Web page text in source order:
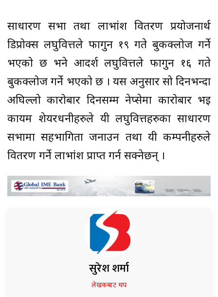
साधारण सभा तथा लाभांश वितरण प्रयोजनार्थ
डिप्रोक्स लघुवित्तले फागुन १९ गते बुकक्लोज गर्ने
भएको छ भने आदर्श लघुवित्तले फागुन १६ गते
बुकक्लोज गर्ने भएको छ । यस अनुसार सो दिनभन्दा
अघिल्लो कारोबार दिनसम्म नेप्सेमा कारोबार भइ
कायम शेयरधनीहरुले यी लघुवित्तहरुका साधारण
सभामा सहभागिता जनाउन तथा यी कम्पनीहरुले
वितरण गर्ने लाभांश प्राप्त गर्न सक्नेछन् ।
सुरेश शर्मा
लेखकबाट थप